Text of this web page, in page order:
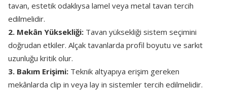
tavan, estetik odaklıysa lamel veya metal tavan tercih
edilmelidir.
2. Mekân Yüksekliği: Tavan yüksekliği sistem seçimini
doğrudan etkiler. Alçak tavanlarda profil boyutu ve sarkıt
uzunluğu kritik olur.
3. Bakım Erişimi: Teknik altyapıya erişim gereken
mekânlarda clip in veya lay in sistemler tercih edilmelidir.